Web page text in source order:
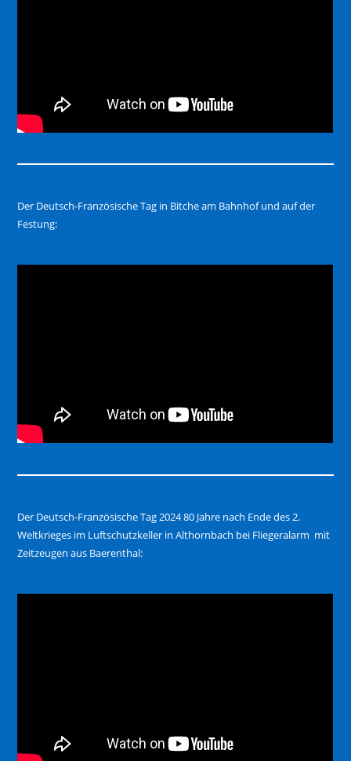
Der Deutsch-Französische Tag in Bitche am Bahnhof und auf der
Festung:
Der Deutsch-Französische Tag 2024 80 Jahre nach Ende des 2.
Weltkrieges im Luftschutzkeller in Althornbach bei Fliegeralarm mit
Zeitzeugen aus Baerenthal: